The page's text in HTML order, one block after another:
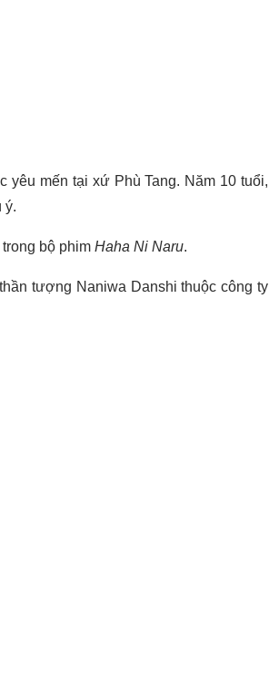
yêu mến tại xứ Phù Tang. Năm 10 tuổi,
ý.
bộ phim Haha Ni Naru.
tượng Naniwa Danshi thuộc công ty